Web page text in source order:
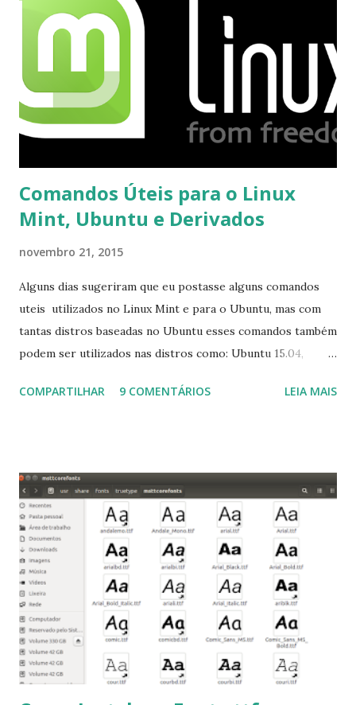
opções e o Pidgin, que se mostra como opção.
Comandos Úteis para o Linux
Mint, Ubuntu e Derivados
novembro 21, 2015
Alguns dias sugeriram que eu postasse alguns comandos
uteis utilizados no Linux Mint e para o Ubuntu, mas com
tantas distros baseadas no Ubuntu esses comandos também
podem ser utilizados nas distros como: Ubuntu 15.04,
Linux Mint 17, Pinguy OS 14.04, Elementary OS 0.3, Deepin
para usuários iniciantes... 1- Atualizar a lista de pacotes: $
sudo apt-get update 2- Atualizar toda a distro: $ sudo apt-
get -f dist-upgrade ou update-manager -d -c 3- Instalar
pacotes: $ sudo apt-get install [nome do pacote] 4-
Procurar arquivos corrompidos: $ sudo apt-get check 5-
Corrigir problemas de dependências, concluir instalação de
pacotes pendentes e outros erros: $ sudo apt-get -f install
6- Se o comando sudo apt-get -f install nã...
COMPARTILHAR 9 COMENTÁRIOS LEIA MAIS